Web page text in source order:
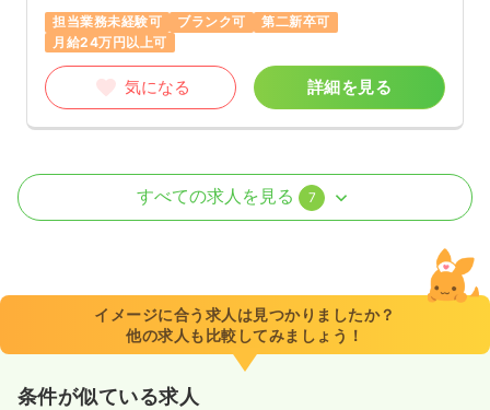
担当業務未経験可
ブランク可
第二新卒可
月給24万円以上可
気になる 詳細を見る
訪問看護 正看護師
8:30～17:00（休憩45分）
日祝休み
月給30万円以上可
気になる
すべての求人を見る 7
イメージに合う求人は見つかりましたか？
他の求人も比較してみましょう！
条件が似ている求人